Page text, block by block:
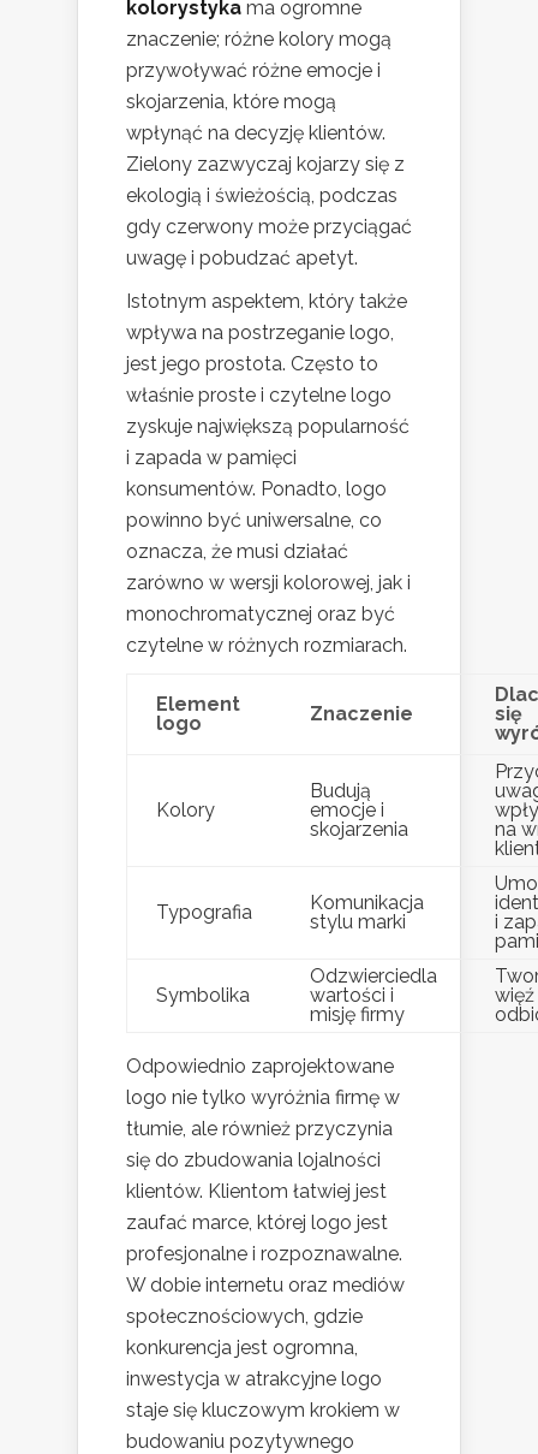
kolorystyka ma ogromne
znaczenie; różne kolory mogą
przywoływać różne emocje i
skojarzenia, które mogą
wpłynąć na decyzję klientów.
Zielony zazwyczaj kojarzy się z
ekologią i świeżością, podczas
gdy czerwony może przyciągać
uwagę i pobudzać apetyt.
Istotnym aspektem, który także
wpływa na postrzeganie logo,
jest jego prostota. Często to
właśnie proste i czytelne logo
zyskuje największą popularność
i zapada w pamięci
konsumentów. Ponadto, logo
powinno być uniwersalne, co
oznacza, że musi działać
zarówno w wersji kolorowej, jak i
monochromatycznej oraz być
czytelne w różnych rozmiarach.
Element
logo
Znaczenie
się
Kolory
Budują
emocje i
skojarzenia
na
Typografia
Komunikacja
stylu marki
i
Symbolika
Odzwierciedla
wartości i
misję firmy
Odpowiednio zaprojektowane
logo nie tylko wyróżnia firmę w
tłumie, ale również przyczynia
się do zbudowania lojalności
klientów. Klientom łatwiej jest
zaufać marce, której logo jest
profesjonalne i rozpoznawalne.
W dobie internetu oraz mediów
społecznościowych, gdzie
konkurencja jest ogromna,
inwestycja w atrakcyjne logo
staje się kluczowym krokiem w
budowaniu pozytywnego